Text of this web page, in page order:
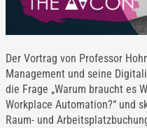
Der Vortrag von Professor
Management und seine
die Frage „Warum braucht es
Workplace Automation?“ und
Raum- und